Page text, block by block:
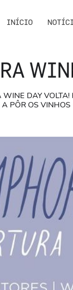
INÍCIO
DAY VOLTA!
PÔR OS